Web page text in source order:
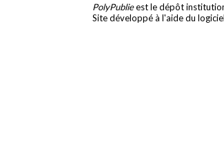
PolyPublieest le dépôt
Site développé à l'aide du